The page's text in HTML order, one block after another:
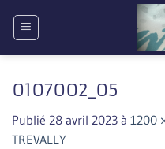
0107002_05
Publié 28 avril 2023 à 1200
TREVALLY